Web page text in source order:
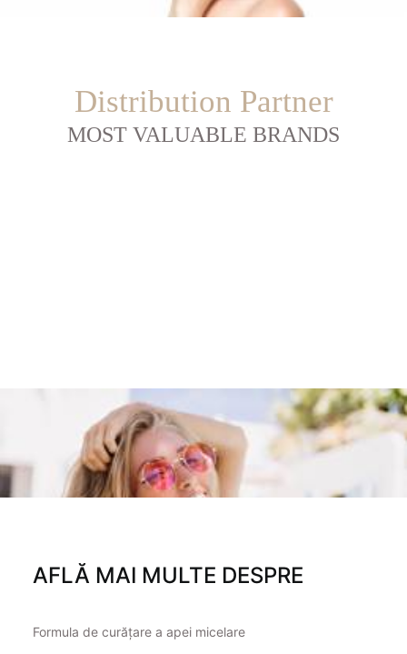
Distribution Partner
MOST VALUABLE BRANDS
AFLĂ MAI MULTE DESPRE
Formula de curățare a apei micelare